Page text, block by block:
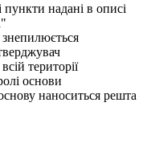
надані в описі
території
основи
наноситься решта